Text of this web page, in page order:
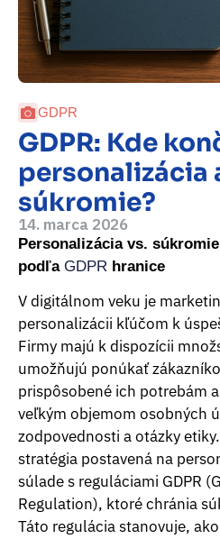
GDPR
GDPR: Kde
personalizácia
súkromie?
14. marca 2026
Personalizácia vs.
podľa GDPR hranice
V digitálnom veku je
personalizácii kľúčom k
Firmy majú k dispozícii
umožňujú ponúkať
prispôsobené ich potrebám
veľkým objemom osobných
zodpovednosti a otázky
stratégia postavená na
súlade s reguláciami GDPR
Regulation), ktoré chránia
Táto regulácia stanovuje,